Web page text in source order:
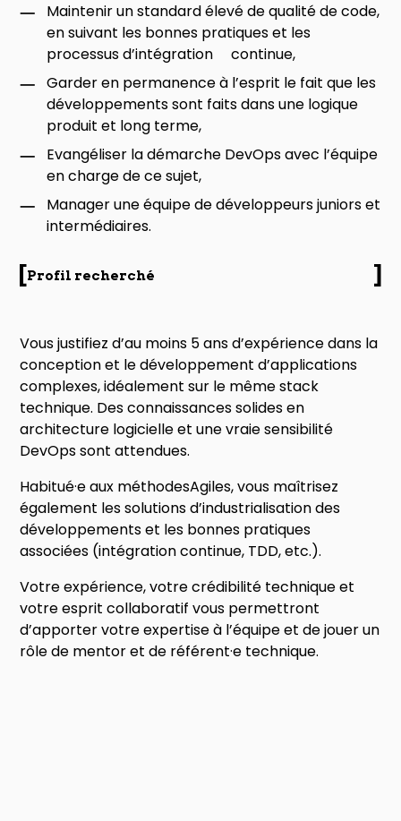
Maintenir un standard élevé de qualité de code,
en suivant les bonnes pratiques et les
processus d’intégration continue,
Garder en permanence à l’esprit le fait que les
développements sont faits dans une logique
produit et long terme,
Evangéliser la démarche DevOps avec l’équipe
en charge de ce sujet,
Manager une équipe de développeurs juniors et
intermédiaires.
Profil recherché
Vous justifiez d’au moins 5 ans d’expérience dans la
conception et le développement d’applications
complexes, idéalement sur le même stack
technique. Des connaissances solides en
architecture logicielle et une vraie sensibilité
DevOps sont attendues.
Habitué·e aux méthodesAgiles, vous maîtrisez
également les solutions d’industrialisation des
développements et les bonnes pratiques
associées (intégration continue, TDD, etc.).
Votre expérience, votre crédibilité technique et
votre esprit collaboratif vous permettront
d’apporter votre expertise à l’équipe et de jouer un
rôle de mentor et de référent·e technique.